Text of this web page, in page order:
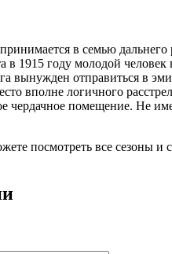
в семью
в 1915 году молодой
вынужден отправиться в
вполне логичного
чердачное помещение. Не
посмотреть все